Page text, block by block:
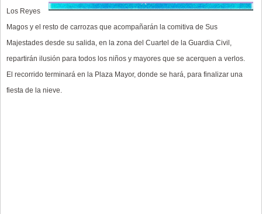
Los Reyes
Magos y el resto de carrozas que acompañarán la comitiva de Sus
Majestades desde su salida, en la zona del Cuartel de la Guardia Civil,
repartirán ilusión para todos los niños y mayores que se acerquen a verlos.
El recorrido terminará en la Plaza Mayor, donde se hará, para finalizar una
fiesta de la nieve.